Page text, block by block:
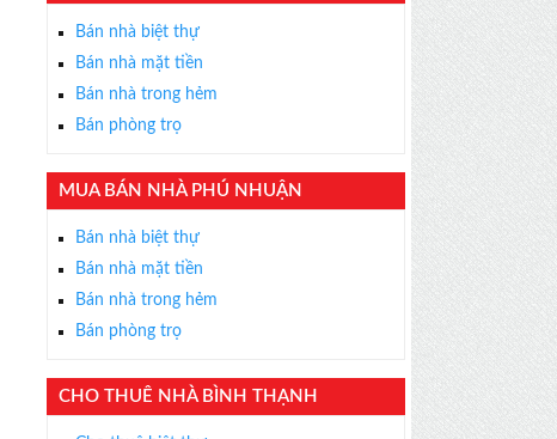
thân thiện, nhiệt tình,
×
Bán nhà biệt thự
Bán nhà mặt tiền
Bán nhà trong hẻm
Bán phòng trọ
MUA BÁN NHÀ PHÚ NHUẬN
Bán nhà biệt thự
Bán nhà mặt tiền
Bán nhà trong hẻm
Bán phòng trọ
CHO THUÊ NHÀ BÌNH THẠNH